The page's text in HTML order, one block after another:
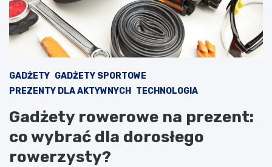
GADŻETY GADŻETY SPORTOWE
PREZENTY DLA AKTYWNYCH
TECHNOLOGIA
Gadżety rowerowe na prezent:
co wybrać dla dorosłego
rowerzysty?